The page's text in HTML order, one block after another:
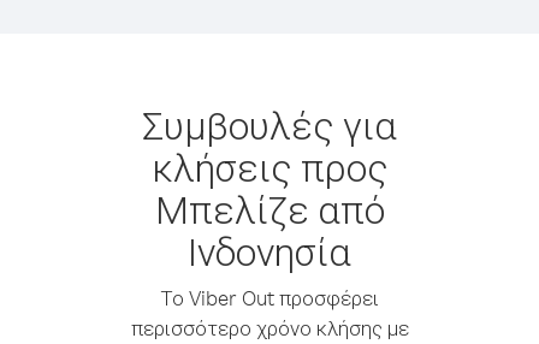
Συμβουλές για
κλήσεις προς
Μπελίζε από
Ινδονησία
Το Viber Out προσφέρει
περισσότερο χρόνο κλήσης με